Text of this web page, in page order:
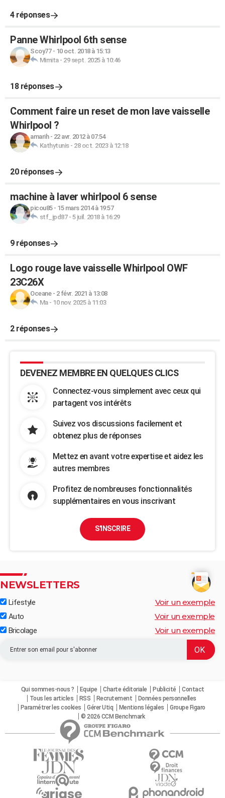
4 réponses
Panne Whirlpool 6th sense
Scoy77- 10 oct. 2018 à 15:13
Mimita- 29 sept. 2025 à 10:46
18 réponses
Comment faire un reset de mon lave vaisselle
Whirlpool ?
amarih- 22 avr. 2012 à 07:54
Kathytunis- 28 oct. 2023 à 12:18
20 réponses
machine à laver whirlpool 6 sense
picou85- 15 mars 2014 à 19:57
stf_jpd87- 5 juil. 2018 à 16:29
9 réponses
Logo rouge lave vaisselle Whirlpool OWF
23C26X
Oceane- 2 févr. 2021 à 13:08
Ma- 10 nov. 2025 à 11:03
2 réponses
DEVENEZ MEMBRE EN QUELQUES CLICS
Connectez-vous simplement avec ceux qui
partagent vos intérêts
Suivez vos discussions facilement et
obtenez plus de réponses
Mettez en avant votre expertise et aidez les
autres membres
Profitez de nombreuses fonctionnalités
supplémentaires en vous inscrivant
S'INSCRIRE
NEWSLETTERS
Lifestyle Voir un exemple
Auto Voir un exemple
Bricolage Voir un exemple
Qui sommes-nous ? Equipe Charte éditoriale Publicité
Contact
Tous les articles
RSS Recrutement
Données personnelles
Paramétrer les cookies
Gérer Utiq Mentions légales
Groupe Figaro
© 2026 CCM Benchmark